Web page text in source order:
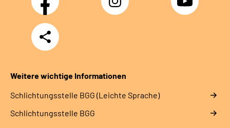
Teilen
Weitere wichtige Informationen
Schlich­tungs­stel­le BGG (Leichte Sprache)
Schlich­tungs­stel­le BGG